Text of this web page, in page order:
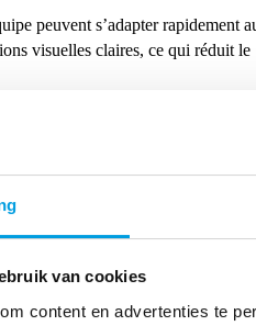
van cookies
content en advertenties te
peuvent s’adapter rapidement
visuelles claires, ce qui réduit le
demandes du marché et
ce qui permet d’améliorer la
d’entrepôt existant.